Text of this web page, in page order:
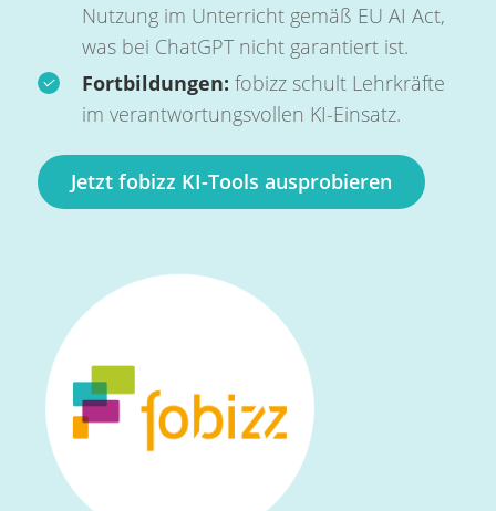
Nutzung im Unterricht gemäß EU AI Act,
was bei ChatGPT nicht garantiert ist.
Fortbildungen: fobizz schult Lehrkräfte
im verantwortungsvollen KI-Einsatz.
Jetzt fobizz KI-Tools ausprobieren